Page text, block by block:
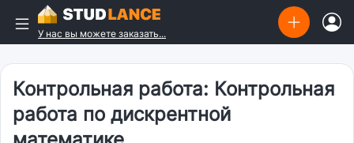
У нас вы можете заказать...
Контрольная работа: Контрольная
работа по дискрентной